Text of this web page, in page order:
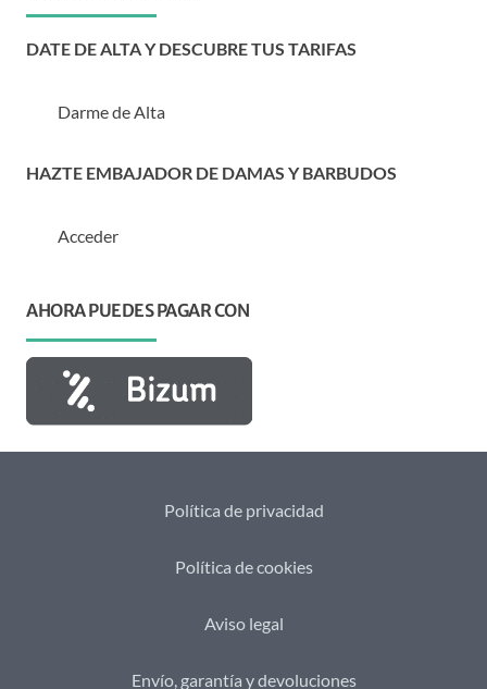
DATE DE ALTA Y DESCUBRE TUS TARIFAS
Darme de Alta
HAZTE EMBAJADOR DE DAMAS Y BARBUDOS
Acceder
AHORA PUEDES PAGAR CON
Política de privacidad
Política de cookies
Aviso legal
Envío, garantía y devoluciones